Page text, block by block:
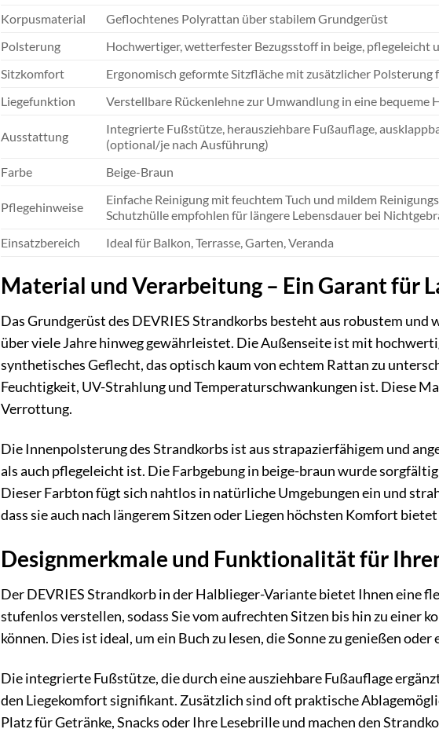
Korpusmaterial
Geflochtenes Polyrattan über stabilem Grundgerüst
Polsterung
Hochwertiger, wetterfester Bezugsstoff in beige, pflegeleicht
Sitzkomfort
Ergonomisch geformte Sitzfläche mit zusätzlicher
Liegefunktion
Verstellbare Rückenlehne zur Umwandlung in eine bequeme
Ausstattung
Integrierte Fußstütze, herausziehbare Fußauflage,
(optional/je nach Ausführung)
Farbe
Beige-Braun
Pflegehinweise
Einfache Reinigung mit feuchtem Tuch und mildem
Schutzhülle empfohlen für längere Lebensdauer bei
Einsatzbereich
Ideal für Balkon, Terrasse, Garten, Veranda
Material und Verarbeitung – Ein Garant für
Das Grundgerüst des DEVRIES Strandkorbs besteht aus robustem
über viele Jahre hinweg gewährleistet. Die Außenseite ist mit
synthetisches Geflecht, das optisch kaum von echtem Rattan zu
Feuchtigkeit, UV-Strahlung und Temperaturschwankungen ist. Diese
Verrottung.
Die Innenpolsterung des Strandkorbs ist aus strapazierfähigem und
als auch pflegeleicht ist. Die Farbgebung in beige-braun wurde
Dieser Farbton fügt sich nahtlos in natürliche Umgebungen ein und
dass sie auch nach längerem Sitzen oder Liegen höchsten Komfort
Designmerkmale und Funktionalität für
Der DEVRIES Strandkorb in der Halblieger-Variante bietet Ihnen eine
stufenlos verstellen, sodass Sie vom aufrechten Sitzen bis hin zu
können. Dies ist ideal, um ein Buch zu lesen, die Sonne zu genießen
Die integrierte Fußstütze, die durch eine ausziehbare Fußauflage
den Liegekomfort signifikant. Zusätzlich sind oft praktische
Platz für Getränke, Snacks oder Ihre Lesebrille und machen den